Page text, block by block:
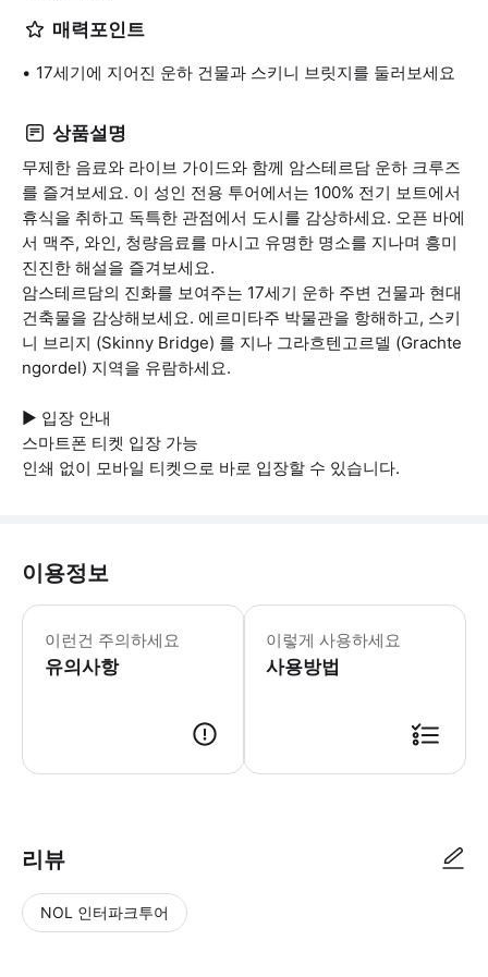
매력포인트
17세기에 지어진 운하 건물과 스키니 브릿지를 둘러보세요
상품설명
무제한 음료와 라이브 가이드와 함께 암스테르담 운하 크루즈
를 즐겨보세요. 이 성인 전용 투어에서는 100% 전기 보트에서
휴식을 취하고 독특한 관점에서 도시를 감상하세요. 오픈 바에
서 맥주, 와인, 청량음료를 마시고 유명한 명소를 지나며 흥미
진진한 해설을 즐겨보세요.
암스테르담의 진화를 보여주는 17세기 운하 주변 건물과 현대
건축물을 감상해보세요. 에르미타주 박물관을 항해하고, 스키
니 브리지 (Skinny Bridge) 를 지나 그라흐텐고르델 (Grachte
ngordel) 지역을 유람하세요.
▶ 입장 안내
스마트폰 티켓 입장 가능
인쇄 없이 모바일 티켓으로 바로 입장할 수 있습니다.
이용정보
이런건 주의하세요
유의사항
▶ 꼭 알아두세요 * 대형 총각 (ette)
이렇게 사용하세요
사용방법
리뷰
NOL 인터파크투어